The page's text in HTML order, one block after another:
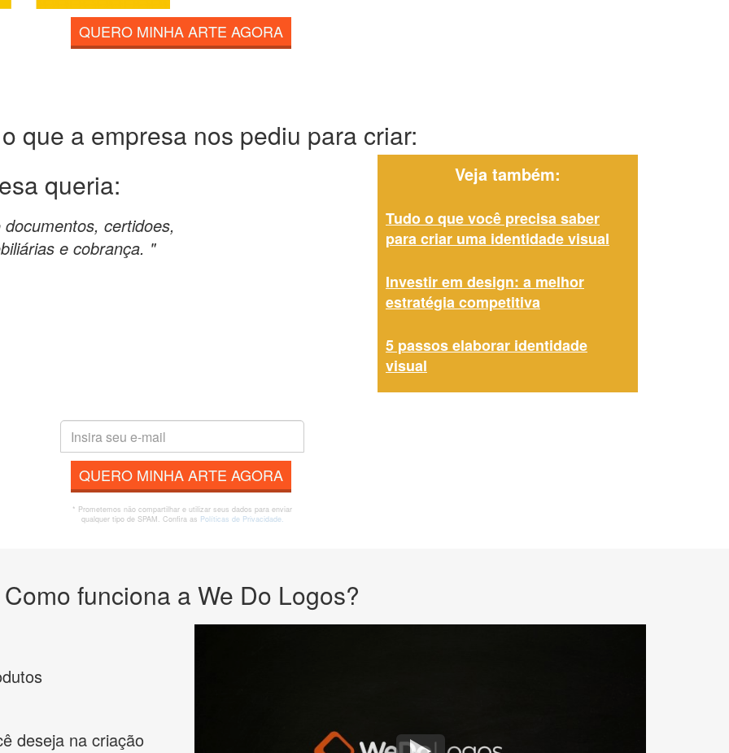
QUERO MINHA ARTE AGORA
que a empresa nos pediu para criar:
queria:
certidoes,
e cobrança. "
Veja também:
Tudo o que você precisa saber
para criar uma identidade visual
Investir em design: a melhor
estratégia competitiva
5 passos elaborar identidade
visual
QUERO MINHA ARTE AGORA
* Prometemos não compartilhar e utilizar seus dados para enviar
qualquer tipo de SPAM. Confira as Políticas de Privacidade.
Como funciona a We Do Logos?
deseja na criação